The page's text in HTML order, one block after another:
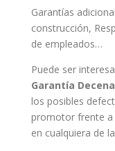
Garantías
construcción,
de empleados…
Puede ser
Garantía
los posibles
promotor frente a
en cualquiera de